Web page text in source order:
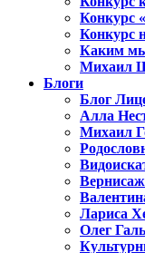
Конкурс
Конкурс
Каким
Михаил
Блоги
Блог
Алла
Михаил
Лариса
Олег